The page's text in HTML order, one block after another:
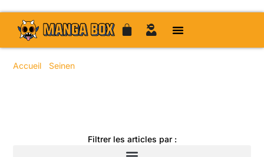
Accueil Seinen
Filtrer les articles par :